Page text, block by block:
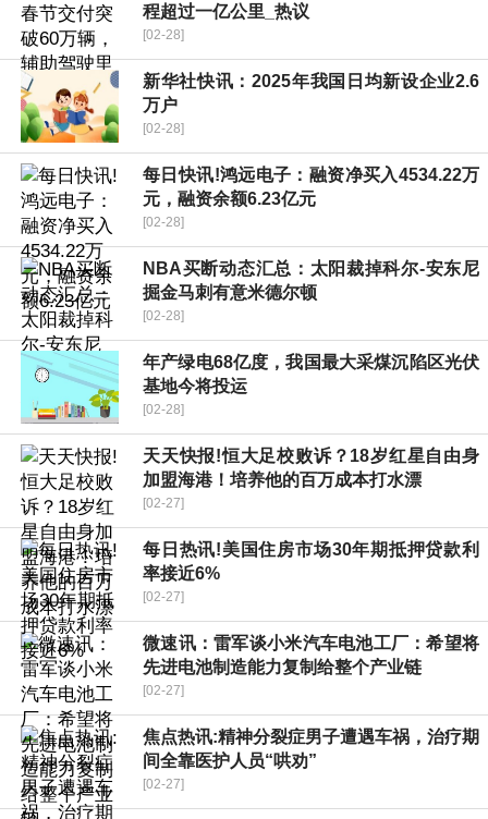
程超过一亿公里_热议
[02-28]
新华社快讯：2025年我国日均新设企业2.6
万户
[02-28]
每日快讯!鸿远电子：融资净买入4534.22万
元，融资余额6.23亿元
[02-28]
NBA买断动态汇总：太阳裁掉科尔-安东尼
掘金马刺有意米德尔顿
[02-28]
年产绿电68亿度，我国最大采煤沉陷区光伏
基地今将投运
[02-28]
天天快报!恒大足校败诉？18岁红星自由身
加盟海港！培养他的百万成本打水漂
[02-27]
每日热讯!美国住房市场30年期抵押贷款利
率接近6%
[02-27]
微速讯：雷军谈小米汽车电池工厂：希望将
先进电池制造能力复制给整个产业链
[02-27]
焦点热讯:精神分裂症男子遭遇车祸，治疗期
间全靠医护人员“哄劝”
[02-27]